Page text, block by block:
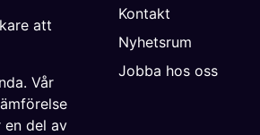
Kontakt
Nyhetsrum
Jobba hos oss
att
Vår
en del av